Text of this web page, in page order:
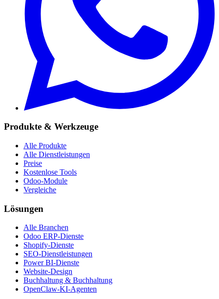
Produkte & Werkzeuge
Alle Produkte
Alle Dienstleistungen
Preise
Kostenlose Tools
Odoo-Module
Vergleiche
Lösungen
Alle Branchen
Odoo ERP-Dienste
Shopify-Dienste
SEO-Dienstleistungen
Power BI-Dienste
Website-Design
Buchhaltung & Buchhaltung
OpenClaw-KI-Agenten